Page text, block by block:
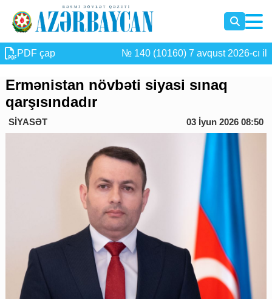
PDF çap № 140 (10160) 7 avqust 2026-cı il
Ermənistan növbəti siyasi sınaq
qarşısındadır
SİYASƏT 03 İyun 2026 08:50